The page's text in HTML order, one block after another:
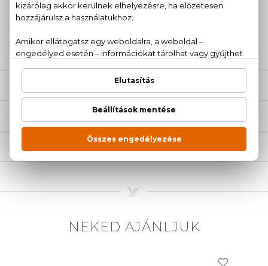
garanciával
Kérdésed van, elakadtál? Hívd ügyfélszolgálatunkat:
NEKED AJÁNLJUK